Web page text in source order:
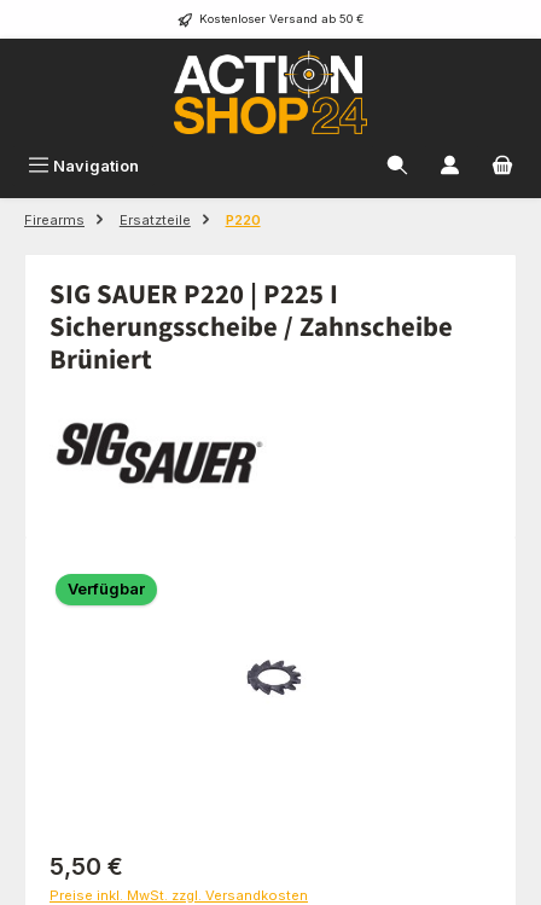
Zum Hauptinhalt springen Kostenloser Versand ab 50 €
Navigation
Firearms Ersatzteile P220
SIG SAUER P220 | P225 I
Sicherungsscheibe / Zahnscheibe
Brüniert
Bildergalerie überspringen
Verfügbar
Regulärer Preis:
5,50 €
Preise inkl. MwSt. zzgl. Versandkosten